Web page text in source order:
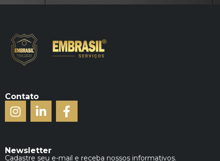
Contato
Newsletter
Cadastre seu e-mail e receba nossos informativos.